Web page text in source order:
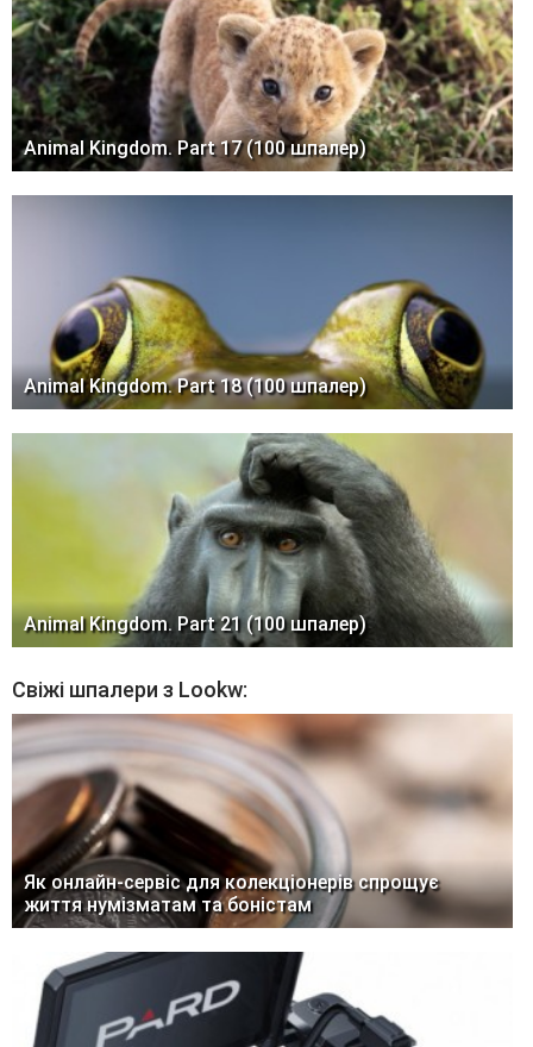
Animal Kingdom. Part 17 (100 шпалер)
Animal Kingdom. Part 18 (100 шпалер)
Animal Kingdom. Part 21 (100 шпалер)
Свіжі шпалери з Lookw:
Як онлайн-сервіс для колекціонерів спрощує
життя нумізматам та боністам